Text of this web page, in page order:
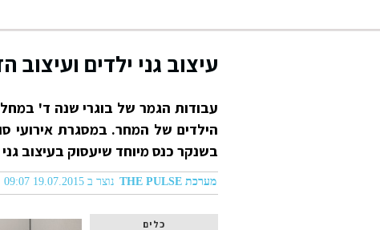
עיצוב גני ילדים ועיצוב
עבודות הגמר של בוגרי שנה ד'
הילדים של המחר. במסגרת אירועי
בשנקר כנס מיוחד שיעסוק בעיצוב גני
מערכת THE PULSE נוצר ב 19.07.2015 09:07
כלים